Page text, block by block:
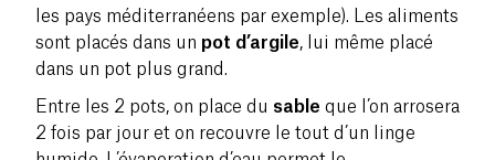
les pays méditerranéens par exemple). Les aliments
sont placés dans un pot d’argile, lui même placé
dans un pot plus grand.
Entre les 2 pots, on place du sable que l’on arrosera
2 fois par jour et on recouvre le tout d’un linge